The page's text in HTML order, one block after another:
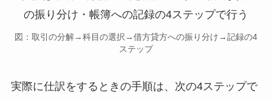
図：取引の分解→科目の選択→借方貸方への振り分け→記録の4
ステップ
実際に仕訳をするときの手順は、次の4ステップで